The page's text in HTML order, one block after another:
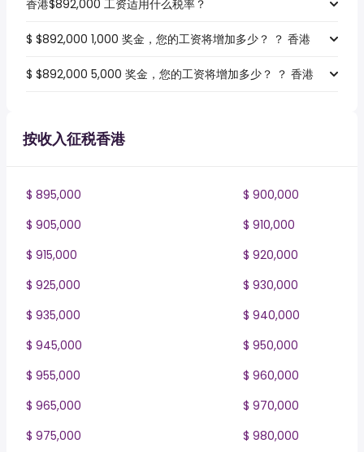
香港$892,000 工资适用什么税率？
$ $892,000 1,000 奖金，您的工资将增加多少？ ？ 香港
$ $892,000 5,000 奖金，您的工资将增加多少？ ？ 香港
按收入征税香港
$ 895,000
$ 900,000
$ 905,000
$ 910,000
$ 915,000
$ 920,000
$ 925,000
$ 930,000
$ 935,000
$ 940,000
$ 945,000
$ 950,000
$ 955,000
$ 960,000
$ 965,000
$ 970,000
$ 975,000
$ 980,000